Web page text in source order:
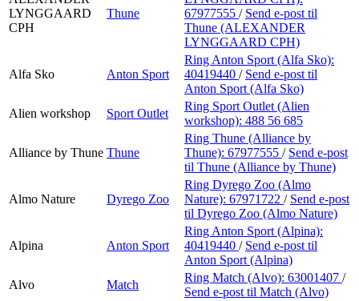
LYNGGAARD
CPH
Thune
67977555 / Send e-post til
Thune (ALEXANDER
LYNGGAARD CPH)
Alfa Sko Anton Sport
Ring Anton Sport (Alfa Sko):
40419440 / Send e-post til
Anton Sport (Alfa Sko)
Alien workshop
Sport Outlet
Ring Sport Outlet (Alien
workshop): 488 56 685
Alliance by Thune Thune
Ring Thune (Alliance by
Thune): 67977555 / Send e-post
til Thune (Alliance by Thune)
Almo Nature Dyrego Zoo
Ring Dyrego Zoo (Almo
Nature): 67971722 / Send e-post
til Dyrego Zoo (Almo Nature)
Alpina Anton Sport
Ring Anton Sport (Alpina):
40419440 / Send e-post til
Anton Sport (Alpina)
Alvo
Match
Ring Match (Alvo): 63001407 /
Send e-post til Match (Alvo)